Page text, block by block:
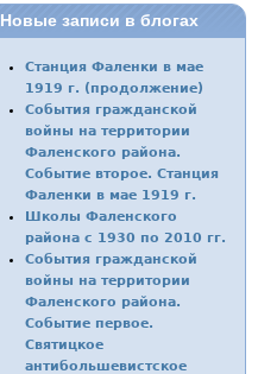
Новые записи в блогах
Станция Фаленки в мае
1919 г. (продолжение)
События гражданской
войны на территории
Фаленского района.
Событие второе. Станция
Фаленки в мае 1919 г.
Школы Фаленского
района с 1930 по 2010 гг.
События гражданской
войны на территории
Фаленского района.
Событие первое.
Святицкое
антибольшевистское